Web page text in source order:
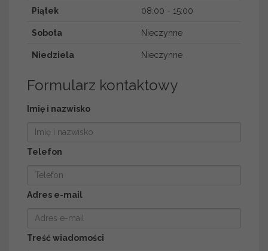
Piątek 08:00 - 15:00
Sobota Nieczynne
Niedziela Nieczynne
Formularz kontaktowy
Imię i nazwisko
Telefon
Adres e-mail
Treść wiadomości